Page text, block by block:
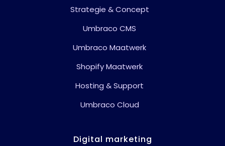
Strategie & Concept
Umbraco CMS
Umbraco Maatwerk
Shopify Maatwerk
Hosting & Support
Umbraco Cloud
Digital marketing